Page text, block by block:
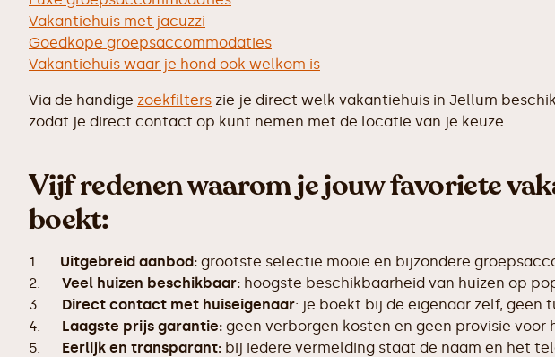
Vakantiehuis met jacuzzi
Goedkope groepsaccommodaties
Vakantiehuis waar je hond ook welkom is
Via de handige zoekfilters zie je direct welk vakantiehuis in Jellum
zodat je direct contact op kunt nemen met de locatie van je keuze.
Vijf redenen waarom je jouw favoriete
boekt:
1. Uitgebreid aanbod: grootste selectie mooie en bijzondere
2. Veel huizen beschikbaar: hoogste beschikbaarheid van huizen op
3. Direct contact met huiseigenaar: je boekt bij de eigenaar zelf, geen
4. Laagste prijs garantie: geen verborgen kosten en geen provisie voor
5. Eerlijk en transparant: bij iedere vermelding staat de naam en het